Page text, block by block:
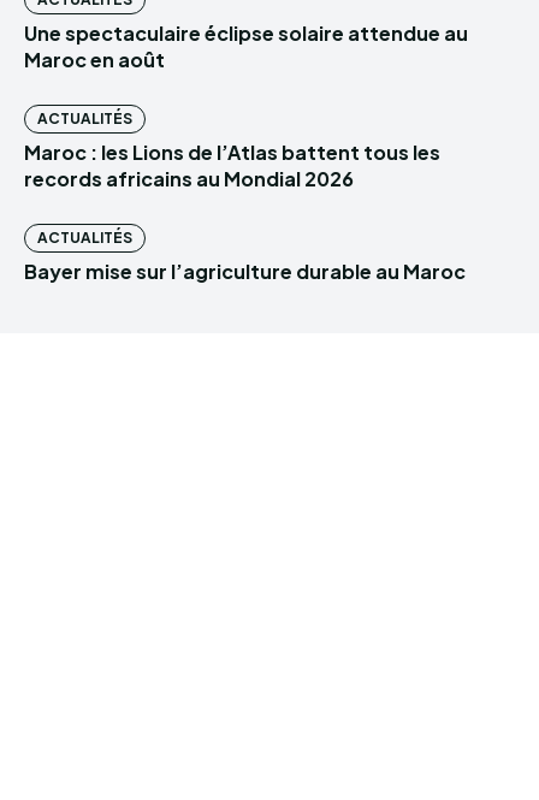
Une spectaculaire éclipse solaire attendue au
Maroc en août
ACTUALITÉS
Maroc : les Lions de l’Atlas battent tous les
records africains au Mondial 2026
ACTUALITÉS
Bayer mise sur l’agriculture durable au Maroc